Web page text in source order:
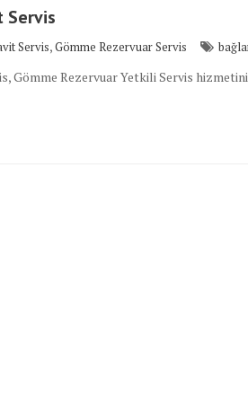
Servis
Servis,Gömme Rezervuar Servis
Gömme Rezervuar Yetkili Servis